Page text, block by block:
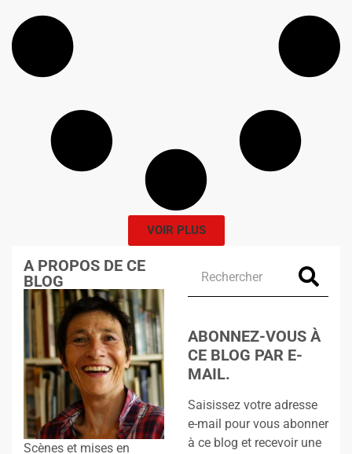
VOIR PLUS
A PROPOS DE CE
BLOG
Scènes et mises en
ABONNEZ-VOUS À
CE BLOG PAR E-
MAIL.
Saisissez votre adresse
e-mail pour vous abonner
à ce blog et recevoir une